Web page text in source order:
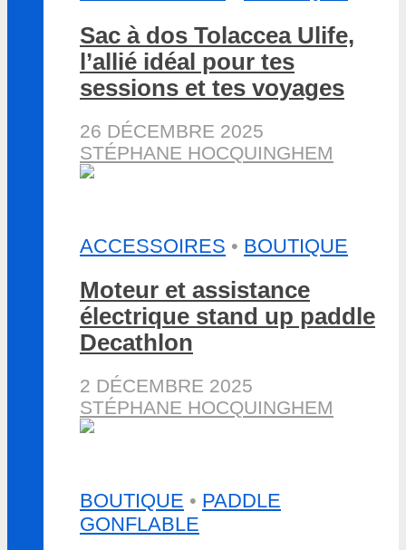
Sac à dos Tolaccea Ulife,
l’allié idéal pour tes
sessions et tes voyages
26 DÉCEMBRE 2025
STÉPHANE HOCQUINGHEM
ACCESSOIRES • BOUTIQUE
Moteur et assistance
électrique stand up paddle
Decathlon
2 DÉCEMBRE 2025
STÉPHANE HOCQUINGHEM
BOUTIQUE • PADDLE
GONFLABLE